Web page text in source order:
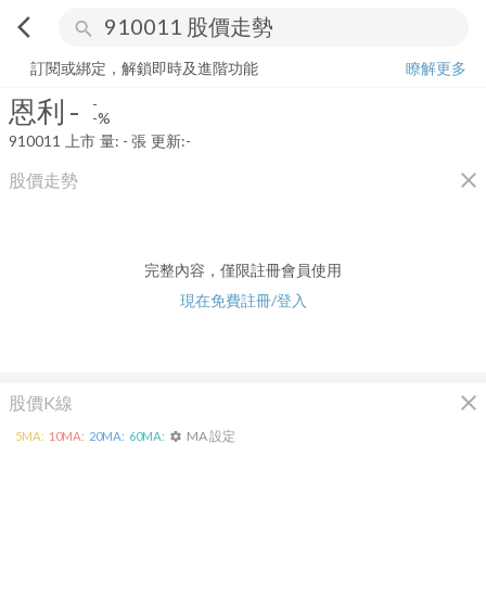
arrow_back_ios search
恩利
訂閱或綁定，解鎖即時及進階功能
瞭解更多
恩利 - -
-%
910011
上市 量: - 張 更新:-
股價走勢 close
完整內容，僅限註冊會員使用
現在免費註冊/登入
股價K線 close
5MA: 10MA: 20MA: 60MA: settings MA 設定